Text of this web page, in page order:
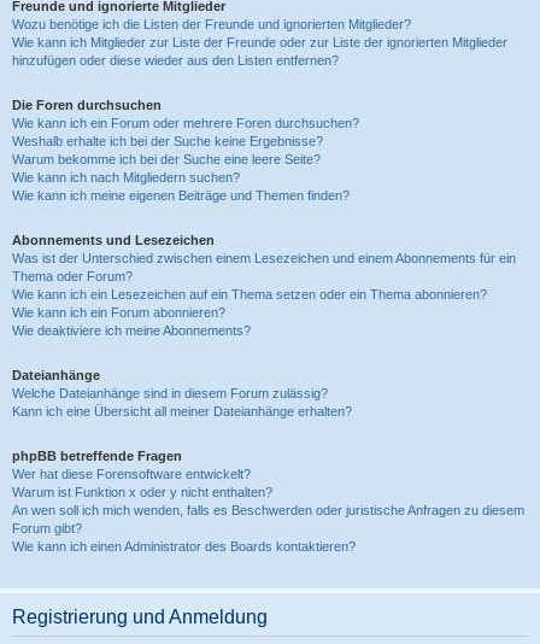
Freunde und ignorierte Mitglieder
Wozu benötige ich die Listen der Freunde und ignorierten Mitglieder?
Wie kann ich Mitglieder zur Liste der Freunde oder zur Liste der ignorierten Mitglieder
hinzufügen oder diese wieder aus den Listen entfernen?
Die Foren durchsuchen
Wie kann ich ein Forum oder mehrere Foren durchsuchen?
Weshalb erhalte ich bei der Suche keine Ergebnisse?
Warum bekomme ich bei der Suche eine leere Seite?
Wie kann ich nach Mitgliedern suchen?
Wie kann ich meine eigenen Beiträge und Themen finden?
Abonnements und Lesezeichen
Was ist der Unterschied zwischen einem Lesezeichen und einem Abonnements für ein
Thema oder Forum?
Wie kann ich ein Lesezeichen auf ein Thema setzen oder ein Thema abonnieren?
Wie kann ich ein Forum abonnieren?
Wie deaktiviere ich meine Abonnements?
Dateianhänge
Welche Dateianhänge sind in diesem Forum zulässig?
Kann ich eine Übersicht all meiner Dateianhänge erhalten?
phpBB betreffende Fragen
Wer hat diese Forensoftware entwickelt?
Warum ist Funktion x oder y nicht enthalten?
An wen soll ich mich wenden, falls es Beschwerden oder juristische Anfragen zu diesem
Forum gibt?
Wie kann ich einen Administrator des Boards kontaktieren?
Registrierung und Anmeldung